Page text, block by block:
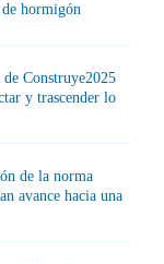
hormigón
Construye2025
y trascender lo
de la norma
avance hacia una